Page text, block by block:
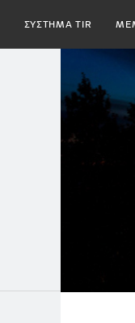
ΣΥΣΤΗΜΑ TIR